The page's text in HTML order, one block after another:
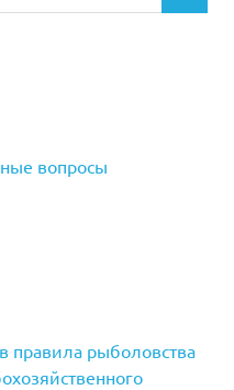
вопросы
правила рыболовства